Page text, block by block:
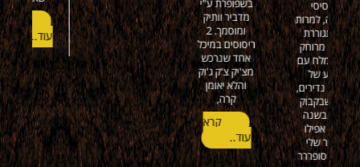
תמורה
מצויינת , שרות
נהדר ישר כח
וכל הכבוד
קרא
עוד..
קרא
עוד..
עוד..